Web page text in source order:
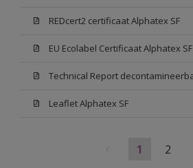
REDcert2 certificaat Alphatex SF
EU Ecolabel Certificaat Alphatex SF
Leaflet Alphatex SF
1 2